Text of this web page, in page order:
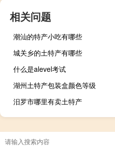
相关问题
潮汕的特产小吃有哪些
城关乡的土特产有哪些
什么是alevel考试
湖州土特产包装盒颜色等级
汨罗市哪里有卖土特产